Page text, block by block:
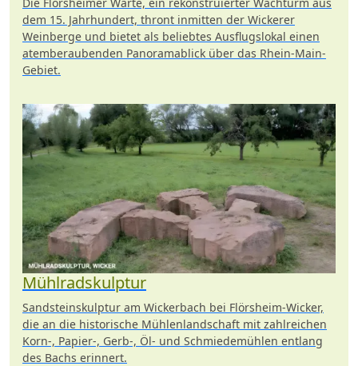
Die Flörsheimer Warte, ein rekonstruierter Wachturm aus
dem 15. Jahrhundert, thront inmitten der Wickerer
Weinberge und bietet als beliebtes Ausflugslokal einen
atemberaubenden Panoramablick über das Rhein-Main-
Gebiet.
Mühlradskulptur
Sandsteinskulptur am Wickerbach bei Flörsheim-Wicker,
die an die historische Mühlenlandschaft mit zahlreichen
Korn-, Papier-, Gerb-, Öl- und Schmiedemühlen entlang
des Bachs erinnert.